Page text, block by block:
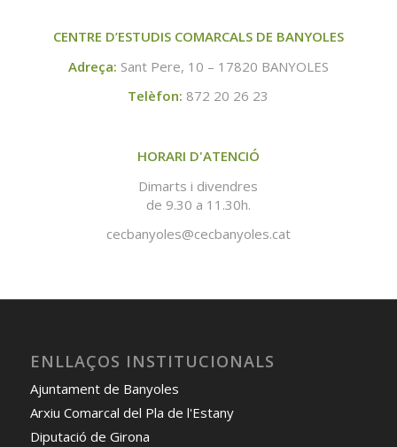
CENTRE D’ESTUDIS COMARCALS DE BANYOLES
Adreça: Sant Pere, 10 – 17820 BANYOLES
Telèfon: 872 20 26 23
HORARI D'ATENCIÓ
Dimarts i divendres
de 9.30 a 11.30h.
cecbanyoles@cecbanyoles.cat
ENLLAÇOS INSTITUCIONALS
Ajuntament de Banyoles
Arxiu Comarcal del Pla de l'Estany
Diputació de Girona